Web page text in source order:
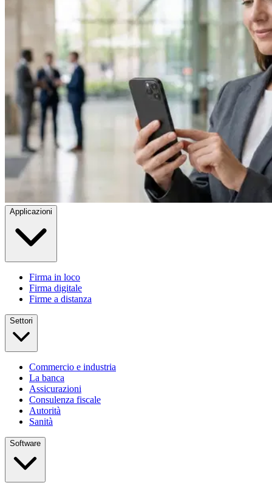
Applicazioni
Firma in loco
Firma digitale
Firme a distanza
Settori
Commercio e industria
La banca
Assicurazioni
Consulenza fiscale
Autorità
Sanità
Software